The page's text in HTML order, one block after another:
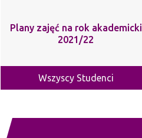
Plany zajęć na rok akademicki
2021/22
Wszyscy Studenci